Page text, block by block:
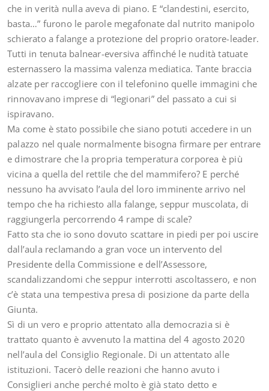
che in verità nulla aveva di piano. E “clandestini, esercito,
basta…” furono le parole megafonate dal nutrito manipolo
schierato a falange a protezione del proprio oratore-leader.
Tutti in tenuta balnear-eversiva affinché le nudità tatuate
esternassero la massima valenza mediatica. Tante braccia
alzate per raccogliere con il telefonino quelle immagini che
rinnovavano imprese di “legionari” del passato a cui si
ispiravano.
Ma come è stato possibile che siano potuti accedere in un
palazzo nel quale normalmente bisogna firmare per entrare
e dimostrare che la propria temperatura corporea è più
vicina a quella del rettile che del mammifero? E perché
nessuno ha avvisato l’aula del loro imminente arrivo nel
tempo che ha richiesto alla falange, seppur muscolata, di
raggiungerla percorrendo 4 rampe di scale?
Fatto sta che io sono dovuto scattare in piedi per poi uscire
dall’aula reclamando a gran voce un intervento del
Presidente della Commissione e dell’Assessore,
scandalizzandomi che seppur interrotti ascoltassero, e non
c’è stata una tempestiva presa di posizione da parte della
Giunta.
Sì di un vero e proprio attentato alla democrazia si è
trattato quanto è avvenuto la mattina del 4 agosto 2020
nell’aula del Consiglio Regionale. Di un attentato alle
istituzioni. Tacerò delle reazioni che hanno avuto i
Consiglieri anche perché molto è già stato detto e